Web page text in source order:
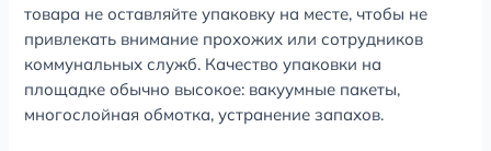
товара не оставляйте упаковку на месте, чтобы не
привлекать внимание прохожих или сотрудников
коммунальных служб. Качество упаковки на
площадке обычно высокое: вакуумные пакеты,
многослойная обмотка, устранение запахов.